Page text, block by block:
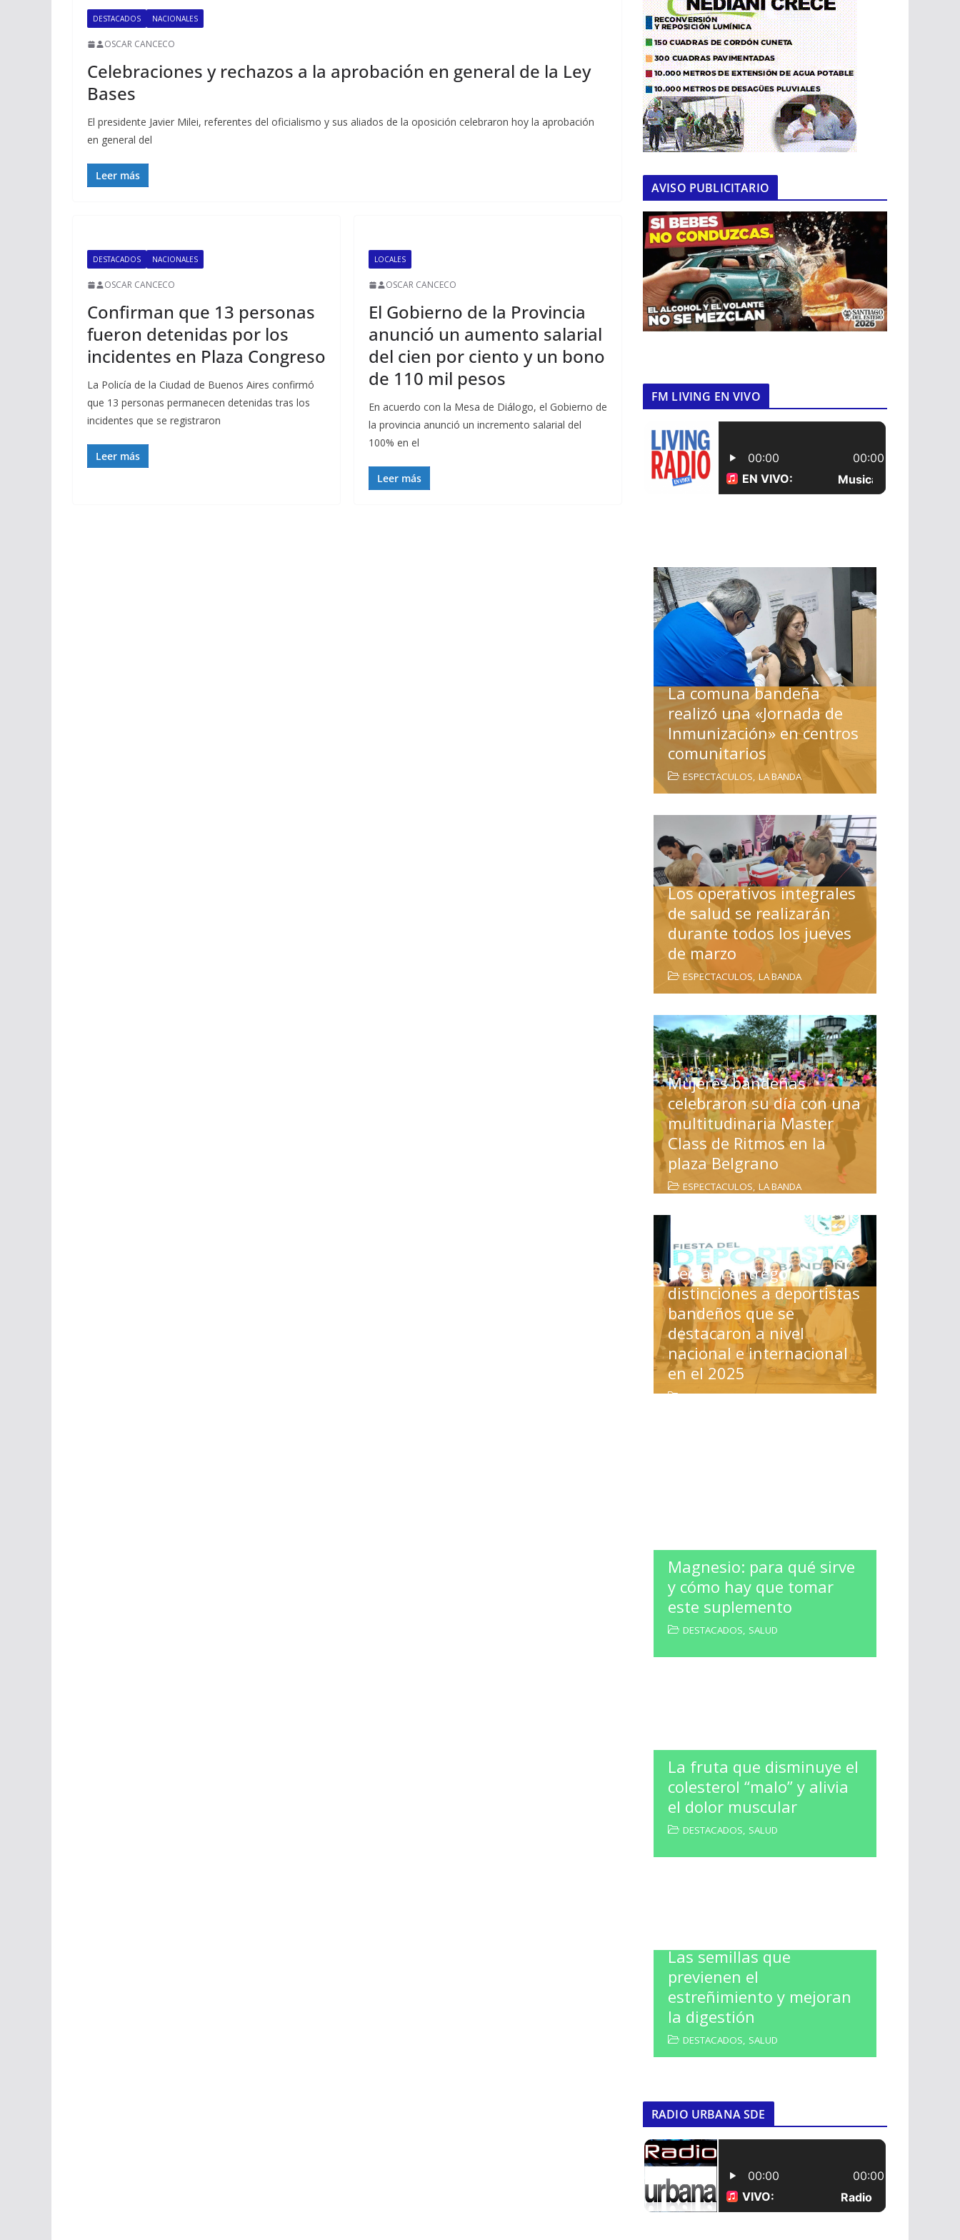
DESTACADOS NACIONALES
OSCAR CANCECO
Celebraciones y rechazos a la aprobación en general de la Ley
Bases
El presidente Javier Milei, referentes del oficialismo y sus aliados de la oposición celebraron hoy la aprobación
en general del
Leer más
DESTACADOS NACIONALES
OSCAR CANCECO
Confirman que 13 personas
fueron detenidas por los
incidentes en Plaza Congreso
La Policía de la Ciudad de Buenos Aires confirmó
que 13 personas permanecen detenidas tras los
incidentes que se registraron
Leer más
LOCALES
OSCAR CANCECO
El Gobierno de la Provincia
anunció un aumento salarial
del cien por ciento y un bono
de 110 mil pesos
En acuerdo con la Mesa de Diálogo, el Gobierno de
la provincia anunció un incremento salarial del
100% en el
Leer más
AVISO PUBLICITARIO
FM LIVING EN VIVO
La comuna bandeña
realizó una «Jornada de
Inmunización» en centros
comunitarios
ESPECTACULOS, LA BANDA
Los operativos integrales
de salud se realizarán
durante todos los jueves
de marzo
ESPECTACULOS, LA BANDA
Mujeres bandeñas
celebraron su día con una
multitudinaria Master
Class de Ritmos en la
plaza Belgrano
ESPECTACULOS, LA BANDA
Nediani entregó
distinciones a deportistas
bandeños que se
destacaron a nivel
nacional e internacional
en el 2025
ESPECTACULOS, LA BANDA
Magnesio: para qué sirve
y cómo hay que tomar
este suplemento
DESTACADOS, SALUD
La fruta que disminuye el
colesterol “malo” y alivia
el dolor muscular
DESTACADOS, SALUD
Las semillas que
previenen el
estreñimiento y mejoran
la digestión
DESTACADOS, SALUD
RADIO URBANA SDE